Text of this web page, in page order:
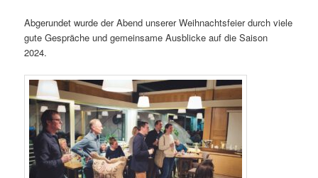
Abgerundet wurde der Abend unserer Weihnachtsfeier durch viele
gute Gespräche und gemeinsame Ausblicke auf die Saison
2024.